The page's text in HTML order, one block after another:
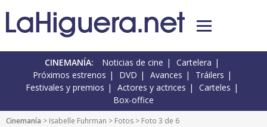
CINEMANÍA: Noticias de cine
Cartelera
Próximos estrenos
DVD Avances
Tráilers
Festivales y premios
Actores y actrices
Carteles
Box-office
Cinemanía > Isabelle Fuhrman > Fotos > Foto 3 de 6